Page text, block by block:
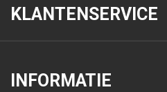
KLANTENSERVICE
INFORMATIE